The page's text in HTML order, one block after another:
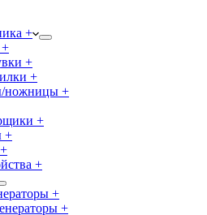
+
+
+
ножницы +
+
+
+
+
+